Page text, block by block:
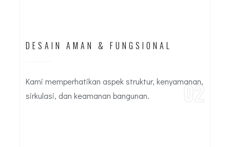
DESAIN AMAN & FUNGSIONAL
Kami memperhatikan aspek struktur, kenyamanan,
sirkulasi, dan keamanan bangunan.
02